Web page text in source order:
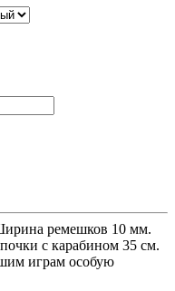
ремешков 10 мм.
с карабином 35 см.
играм особую